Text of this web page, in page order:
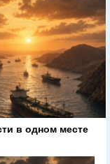
в одном месте